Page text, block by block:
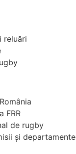
reluări
FRR
de rugby
și departamente